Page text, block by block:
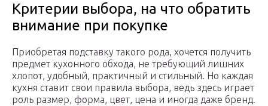
Критерии выбора, на что обратить
внимание при покупке
Приобретая подставку такого рода, хочется получить
предмет кухонного обхода, не требующий лишних
хлопот, удобный, практичный и стильный. Но каждая
кухня ставит свои правила выбора, ведь здесь играет
роль размер, форма, цвет, цена и иногда даже бренд.